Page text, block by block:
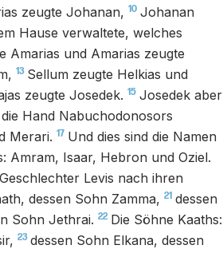
zeugte Johanan, 10 Johanan
Hause verwaltete, welches
Amarias und Amarias zeugte
13 Sellum zeugte Helkias und
zeugte Josedek. 15 Josedek aber
Hand Nabuchodonosors
Merari. 17 Und dies sind die Namen
Amram, Isaar, Hebron und Oziel.
Levis nach ihren
dessen Sohn Zamma, 21 dessen
Sohn Jethrai. 22 Die Söhne Kaaths:
23 dessen Sohn Elkana, dessen